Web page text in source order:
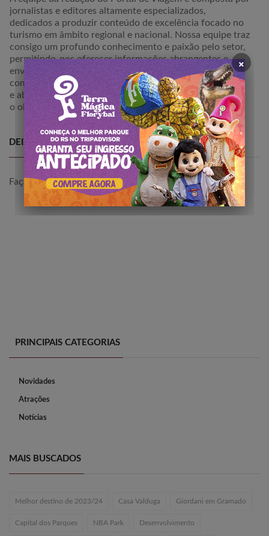
jornalistas e editores altamente especializados,
dedicados a produzir conteúdo de excelência focado no
turismo em âmbito regional e nacional. Nossa equipe traz
consigo um profundo conhecimento e paixão pelo setor,
permitindo-nos oferecer informações abrangentes e
envolventes para os nossos leitores. Estamos
comprometidos em proporcionar uma perspectiva única
e abalizada sobre destinos, atrações e experiências, com
o objetivo de inspirar e guiar viajantes em suas jornadas.
DEIXE SEU COMETÁRIO
Faça login para comentar a publicação.
PRINCIPAIS CATEGORIAS
Novidades
Atrações
Notícias
MAIS BUSCADOS
Melhor destino de 2023/24 Casa Valduga Giordani em Gramado
Capital dos Parques NBA Park Desenvolvimento
×